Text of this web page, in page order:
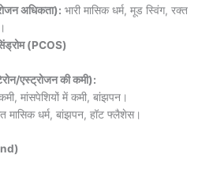
अधिकता): भारी मासिक धर्म, मूड स्विंग, रक्त
(PCOS)
एस्ट्रोजन की कमी):
मांसपेशियों में कमी, बांझपन।
मासिक धर्म, बांझपन, हॉट फ्लैशेस।